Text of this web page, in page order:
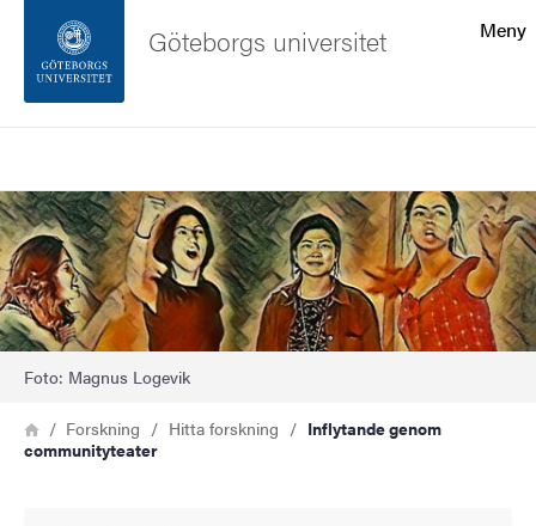
Sidfoten
Om webbplatsen
Meny
Göteborgs universitet
Bild
Foto: Magnus Logevik
Länkstig
HemForskning Hitta forskning
Inflytande genom
communityteater